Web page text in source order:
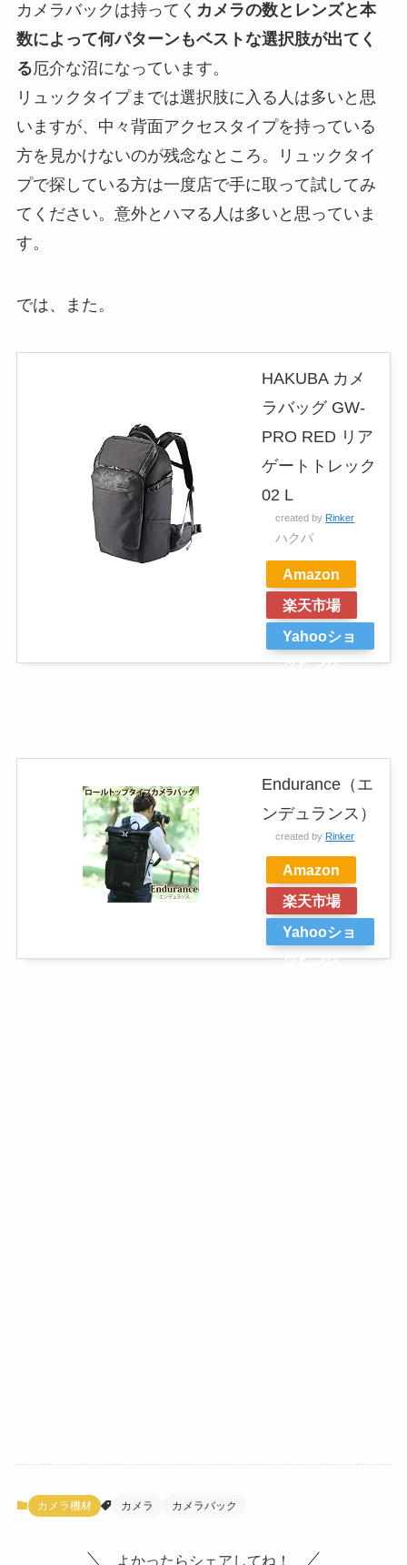
カメラバックは持ってく カメラの数とレンズと本
数によって何パターンもベストな選択肢が出てく
る厄介な沼になっています。
リュックタイプまでは選択肢に入る人は多いと思
いますが、中々背面アクセスタイプを持っている
方を見かけないのが残念なところ。リュックタイ
プで探している方は一度店で手に取って試してみ
てください。意外とハマる人は多いと思っていま
す。
では、また。
HAKUBA カメ
ラバッグ GW-
PRO RED リア
ゲートトレック
02 L
created by Rinker
ハクバ
Amazon
楽天市場
Yahooショ
ッピング
Endurance（エ
ンデュランス）
created by Rinker
Amazon
楽天市場
Yahooショ
ッピング
カメラ機材 カメラ カメラバック
よかったらシェアしてね！